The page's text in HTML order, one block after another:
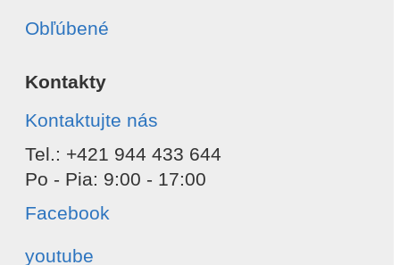
Obľúbené
Kontakty
Kontaktujte nás
Tel.: +421 944 433 644
Po - Pia: 9:00 - 17:00
Facebook
youtube